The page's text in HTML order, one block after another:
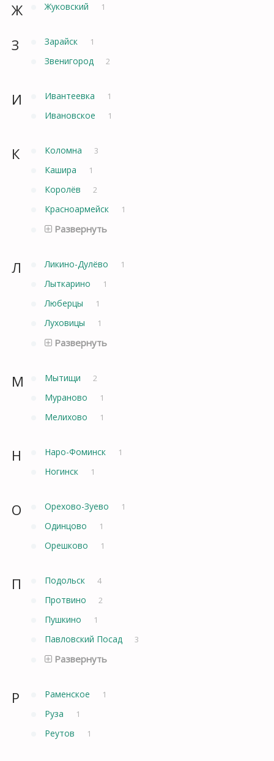
Ж Жуковский 1
З Зарайск 1
Звенигород 2
И Ивантеевка 1
Ивановское 1
К Коломна 3
Кашира 1
Королёв 2
Красноармейск 1
Развернуть
Л Ликино-Дулёво 1
Лыткарино 1
Люберцы 1
Луховицы 1
Развернуть
М Мытищи 2
Мураново 1
Мелихово 1
Н Наро-Фоминск 1
Ногинск 1
О Орехово-Зуево 1
Одинцово 1
Орешково 1
П Подольск 4
Протвино 2
Пушкино 1
Павловский Посад 3
Развернуть
Р Раменское 1
Руза 1
Реутов 1